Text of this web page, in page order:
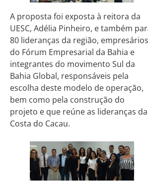
A proposta foi exposta à reitora da
UESC, Adélia Pinheiro, e também
80 lideranças da região, empresários
do Fórum Empresarial da Bahia e
integrantes do movimento Sul da
Bahia Global, responsáveis pela
escolha deste modelo de operação,
bem como pela construção do
projeto e que reúne as lideranças da
Costa do Cacau.